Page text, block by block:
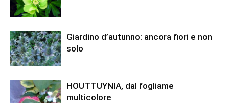
Giardino d’autunno: ancora fiori e non
solo
HOUTTUYNIA, dal fogliame
multicolore